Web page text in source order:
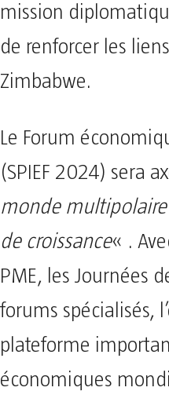
mission
de renforcer les
Zimbabwe.
Le Forum
(SPIEF 2024) sera
monde
de croissance« .
PME, les Journées
forums spécialisés,
plateforme
économiques